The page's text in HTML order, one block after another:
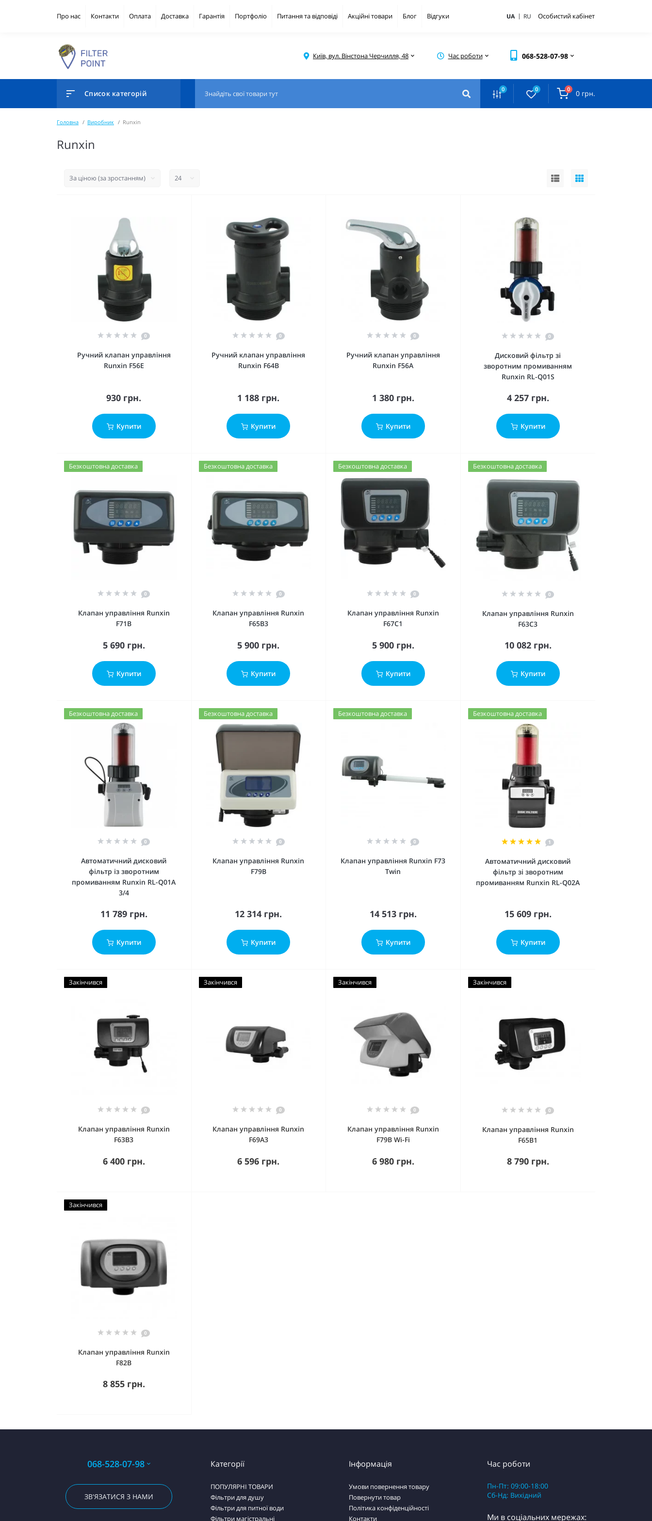
Про нас Контакти Оплата Доставка Гарантія Портфоліо Питання та відповіді Акційні товари Блог Відгуки UA | RU Особистий кабінет
Київ, вул. Вінстона Черчилля, 48 Час роботи 068-528-07-98
Список категорій 0 0 0 0 грн.
Головна Виробник Runxin
Runxin
0
Ручний клапан управління
Runxin F56E
930 грн.
Купити
0
Ручний клапан управління
Runxin F64B
1 188 грн.
Купити
0
Ручний клапан управління
Runxin F56A
1 380 грн.
Купити
0
Дисковий фільтр зі
зворотним промиванням
Runxin RL-Q01S
4 257 грн.
Купити
Безкоштовна доставка
0
Клапан управління Runxin
F71B
5 690 грн.
Купити
Безкоштовна доставка
0
Клапан управління Runxin
F65B3
5 900 грн.
Купити
Безкоштовна доставка
0
Клапан управління Runxin
F67C1
5 900 грн.
Купити
Безкоштовна доставка
0
Клапан управління Runxin
F63C3
10 082 грн.
Купити
Безкоштовна доставка
0
Автоматичний дисковий
фільтр із зворотним
промиванням Runxin RL-Q01A
3/4
11 789 грн.
Купити
Безкоштовна доставка
0
Клапан управління Runxin
F79B
12 314 грн.
Купити
Безкоштовна доставка
0
Клапан управління Runxin F73
Twin
14 513 грн.
Купити
Безкоштовна доставка
1
Автоматичний дисковий
фільтр зі зворотним
промиванням Runxin RL-Q02A
15 609 грн.
Купити
Закінчився
0
Клапан управління Runxin
F63B3
6 400 грн.
Закінчився
0
Клапан управління Runxin
F69А3
6 596 грн.
Закінчився
0
Клапан управління Runxin
F79B Wi-Fi
6 980 грн.
Закінчився
0
Клапан управління Runxin
F65B1
8 790 грн.
Закінчився
0
Клапан управління Runxin
F82B
8 855 грн.
068-528-07-98
ЗВ'ЯЗАТИСЯ З НАМИ
Категорії
ПОПУЛЯРНІ ТОВАРИ
Фільтри для душу
Фільтри для питної води
Фільтри магістральні
Інформація
Умови повернення товару
Повернути товар
Політика конфіденційності
Контакти
Час роботи
Пн-Пт: 09:00-18:00
Сб-Нд: Вихідний
Ми в соціальних мережах: